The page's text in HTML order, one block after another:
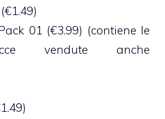
01 (€3.99) (contiene le
vendute anche